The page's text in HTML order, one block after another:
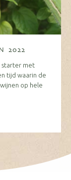
2022
starter met
tijd waarin de
op hele